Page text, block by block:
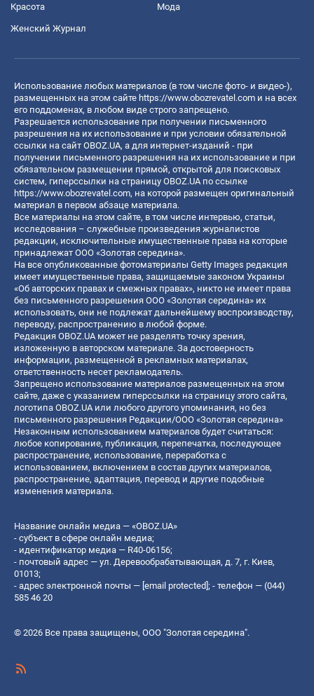
Красота Мода
Женский Журнал
Использование любых материалов (в том числе фото- и видео-),
размещенных на этом сайте https://www.obozrevatel.com и на всех
его поддоменах, в любом виде строго запрещено.
Разрешается использование при получении письменного
разрешения на их использование и при условии обязательной
ссылки на сайт OBOZ.UA, а для интернет-изданий - при
получении письменного разрешения на их использование и при
обязательном размещении прямой, открытой для поисковых
систем, гиперссылки на страницу OBOZ.UA по ссылке
https://www.obozrevatel.com, на которой размещен оригинальный
материал в первом абзаце материала.
Все материалы на этом сайте, в том числе интервью, статьи,
исследования – служебные произведения журналистов
редакции, исключительные имущественные права на которые
принадлежат ООО «Золотая середина».
На все опубликованные фотоматериалы Getty Images редакция
имеет имущественные права, защищаемые законом Украины
«Об авторских правах и смежных правах», никто не имеет права
без письменного разрешения ООО «Золотая середина» их
использовать, они не подлежат дальнейшему воспроизводству,
переводу, распространению в любой форме.
Редакция OBOZ.UA может не разделять точку зрения,
изложенную в авторском материале. За достоверность
информации, размещенной в рекламных материалах,
ответственность несет рекламодатель.
Запрещено использование материалов размещенных на этом
сайте, даже с указанием гиперссылки на страницу этого сайта,
логотипа OBOZ.UA или любого другого упоминания, но без
письменного разрешения Редакции/ООО «Золотая середина»
Незаконным использованием материалов будет считаться:
любое копирование, публикация, перепечатка, последующее
распространение, использование, переработка с
использованием, включением в состав других материалов,
распространение, адаптация, перевод и другие подобные
изменения материала.
Название онлайн медиа — «OBOZ.UA»
- субъект в сфере онлайн медиа;
- идентификатор медиа — R40-06156;
- почтовый адрес — ул. Деревообрабатывающая, д. 7, г. Киев,
01013;
- адрес электронной почты — [email protected] ; - телефон — (044)
585 46 20
© 2026 Все права защищены, ООО "Золотая середина".